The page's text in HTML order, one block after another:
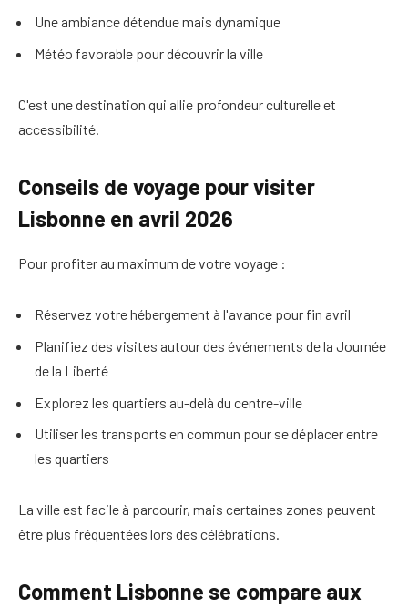
Une ambiance détendue mais dynamique
Météo favorable pour découvrir la ville
C'est une destination qui allie profondeur culturelle et
accessibilité.
Conseils de voyage pour visiter
Lisbonne en avril 2026
Pour profiter au maximum de votre voyage :
Réservez votre hébergement à l'avance pour fin avril
Planifiez des visites autour des événements de la Journée
de la Liberté
Explorez les quartiers au-delà du centre-ville
Utiliser les transports en commun pour se déplacer entre
les quartiers
La ville est facile à parcourir, mais certaines zones peuvent
être plus fréquentées lors des célébrations.
Comment Lisbonne se compare aux